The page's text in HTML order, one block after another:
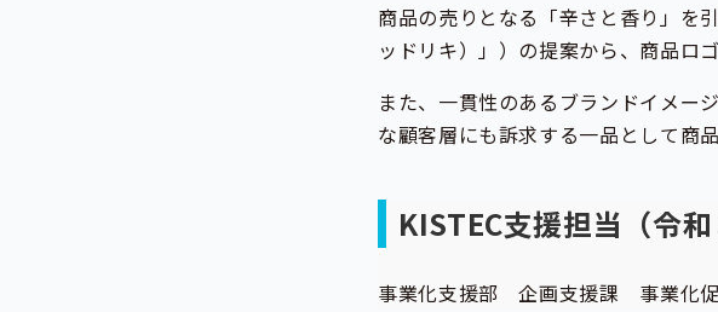
商品の売りとなる「辛さと香り」を
ッドリキ）」）の提案から、商品ロ
また、一貫性のあるブランドイメー
な顧客層にも訴求する一品として商
KISTEC支援担当（令和
事業化支援部 企画支援課 事業化